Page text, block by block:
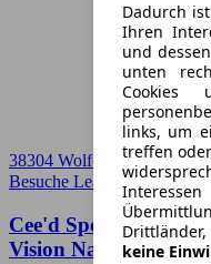
38304 Wolfenbüttel
Besuche Leasingmarkt➚
Cee'd Sportswagon
Vision Navi Kamera
Dadurch
Ihren
und
unten
Cookies
links, um
treffen
Drittländer,
keine